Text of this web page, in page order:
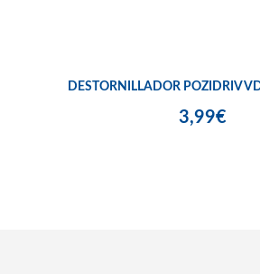
DESTORNILLADOR POZIDRIV
3,99€